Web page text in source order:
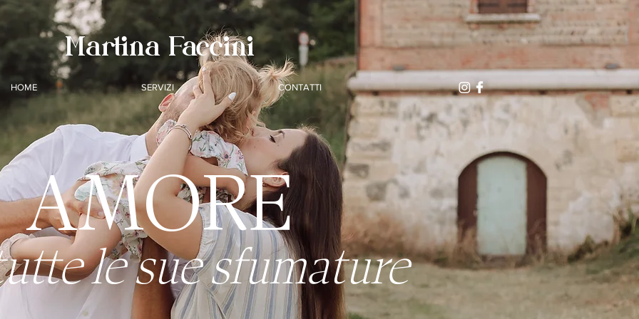
Martina Faccini
HOME SERVIZI CONTATTI
AMORE
le sue sfumature